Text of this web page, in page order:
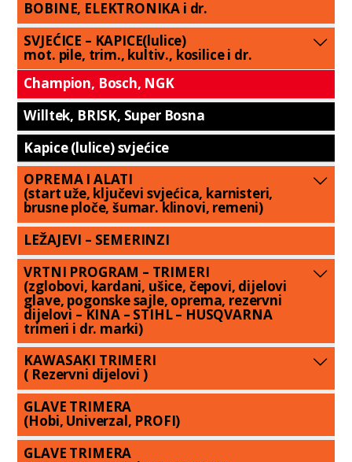
BOBINE, ELEKTRONIKA i dr.
SVJEĆICE – KAPICE(lulice)
mot. pile, trim., kultiv., kosilice i dr.
Champion, Bosch, NGK
Willtek, BRISK, Super Bosna
Kapice (lulice) svjećice
OPREMA I ALATI
(start uže, ključevi svjećica, karnisteri,
brusne ploče, šumar. klinovi, remeni)
LEŽAJEVI – SEMERINZI
VRTNI PROGRAM – TRIMERI
(zglobovi, kardani, ušice, čepovi, dijelovi
glave, pogonske sajle, oprema, rezervni
dijelovi – KINA – STIHL – HUSQVARNA
trimeri i dr. marki)
KAWASAKI TRIMERI
( Rezervni dijelovi )
GLAVE TRIMERA
(Hobi, Univerzal, PROFI)
GLAVE TRIMERA